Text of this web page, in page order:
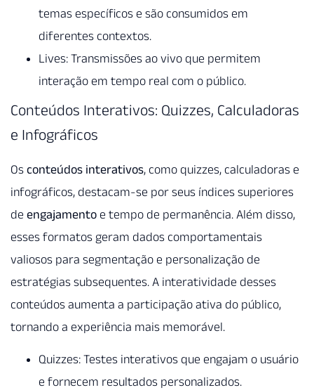
temas específicos e são consumidos em
diferentes contextos.
Lives: Transmissões ao vivo que permitem
interação em tempo real com o público.
Conteúdos Interativos: Quizzes, Calculadoras
e Infográficos
Os conteúdos interativos, como quizzes, calculadoras e
infográficos, destacam-se por seus índices superiores
de engajamento e tempo de permanência. Além disso,
esses formatos geram dados comportamentais
valiosos para segmentação e personalização de
estratégias subsequentes. A interatividade desses
conteúdos aumenta a participação ativa do público,
tornando a experiência mais memorável.
Quizzes: Testes interativos que engajam o usuário
e fornecem resultados personalizados.